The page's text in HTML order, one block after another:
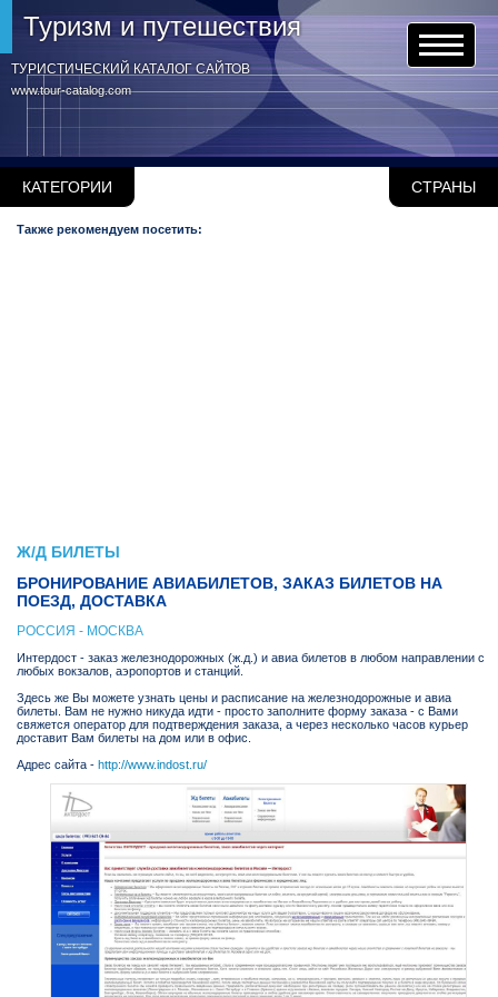
www.tour-catalog.com
Туризм и путешествия
ТУРИСТИЧЕСКИЙ КАТАЛОГ САЙТОВ
КАТЕГОРИИ СТРАНЫ
Также рекомендуем посетить:
Ж/Д БИЛЕТЫ
БРОНИРОВАНИЕ АВИАБИЛЕТОВ, ЗАКАЗ БИЛЕТОВ НА
ПОЕЗД, ДОСТАВКА
РОССИЯ - МОСКВА
Интердост - заказ железнодорожных (ж.д.) и авиа билетов в любом направлении с
любых вокзалов, аэропортов и станций.
Здесь же Вы можете узнать цены и расписание на железнодорожные и авиа
билеты. Вам не нужно никуда идти - просто заполните форму заказа - с Вами
свяжется оператор для подтверждения заказа, а через несколько часов курьер
доставит Вам билеты на дом или в офис.
Адрес сайта - http://www.indost.ru/